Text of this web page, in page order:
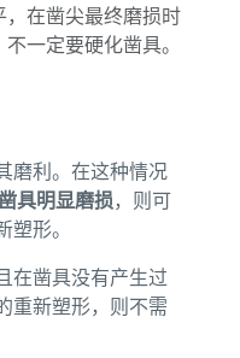
保生产质量并减少产品
在凿尖最终磨损时
一定要硬化凿具。
磨利。在这种情况
具明显磨损 ，则可
形。
在凿具没有产生过
重新塑形，则不需